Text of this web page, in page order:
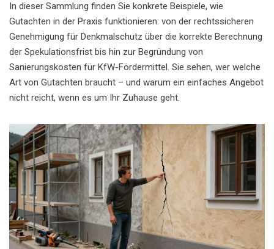
In dieser Sammlung finden Sie konkrete Beispiele, wie
Gutachten in der Praxis funktionieren: von der rechtssicheren
Genehmigung für Denkmalschutz über die korrekte Berechnung
der Spekulationsfrist bis hin zur Begründung von
Sanierungskosten für KfW-Fördermittel. Sie sehen, wer welche
Art von Gutachten braucht – und warum ein einfaches Angebot
nicht reicht, wenn es um Ihr Zuhause geht.